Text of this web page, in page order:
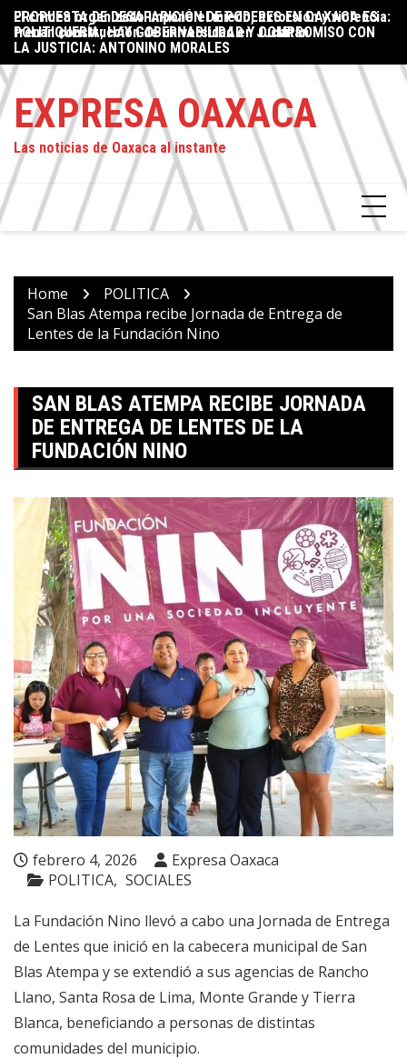
Skip
content
PROPUESTA DE DESAPARICIÓN DE PODERES EN OAXACA ES
POLITIQUERÍA; HAY GOBERNABILIDAD Y COMPROMISO CON
LA JUSTICIA: ANTONINO MORALES
Oaxaca supera los 650 mdp de derrama económica en el
marco de la Guelaguetza 2026
EXPRESA OAXACA
Las noticias de Oaxaca al instante
Home
POLITICA
San Blas Atempa recibe Jornada de Entrega de
Lentes de la Fundación Nino
SAN BLAS ATEMPA RECIBE JORNADA
DE ENTREGA DE LENTES DE LA
FUNDACIÓN NINO
febrero 4, 2026
Expresa Oaxaca
POLITICA SOCIALES
La Fundación Nino llevó a cabo una Jornada de Entrega
de Lentes que inició en la cabecera municipal de San
Blas Atempa y se extendió a sus agencias de Rancho
Llano, Santa Rosa de Lima, Monte Grande y Tierra
Blanca, beneficiando a personas de distintas
comunidades del municipio.